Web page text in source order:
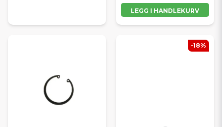
LEGG I HANDLEKURV
-18%